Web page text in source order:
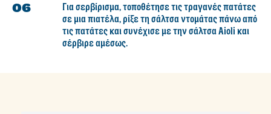
Για σερβίρισμα, τοποθέτησε τις τραγανές πατάτες
σε μια πιατέλα, ρίξε τη σάλτσα ντομάτας πάνω από
τις πατάτες και συνέχισε με την σάλτσα Aioli και
σέρβιρε αμέσως.